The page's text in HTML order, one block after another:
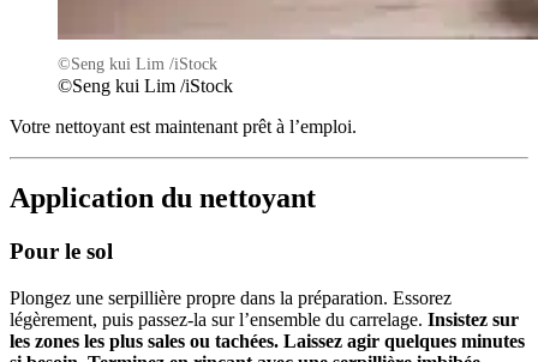
©Seng kui Lim /iStock
©Seng kui Lim /iStock
Votre nettoyant est maintenant prêt à l’emploi.
Application du nettoyant
Pour le sol
Plongez une serpillière propre dans la préparation. Essorez
légèrement, puis passez-la sur l’ensemble du carrelage. Insistez sur
les zones les plus sales ou tachées. Laissez agir quelques minutes